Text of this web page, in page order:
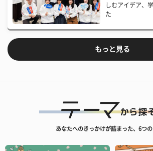
しむアイデア、
た
もっと見る
あなたへのきっかけが詰まった、6つ